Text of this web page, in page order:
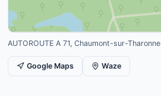
il y a
AUTOROUTE A 71, Chaumont-sur-
Google Maps Waze